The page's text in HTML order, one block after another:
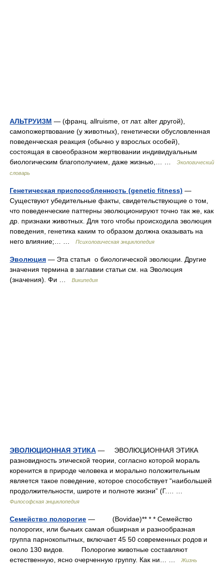
АЛЬТРУИЗМ — (франц. allruisme, от лат. alter другой),
самопожертвование (у животных), генетически обусловленная
поведенческая реакция (обычно у взрослых особей),
состоящая в своеобразном жертвовании индивидуальным
биологическим благополучием, даже жизнью,… …
Экологический
словарь
Генетическая приспособленность (genetic fitness) —
Существуют убедительные факты, свидетельствующие о том,
что поведенческие паттерны эволюционируют точно так же, как
др. признаки животных. Для того чтобы происходила эволюция
поведения, генетика каким то образом должна оказывать на
него влияние;… …
Психологическая энциклопедия
Эволюция — Эта статья о биологической эволюции. Другие
значения термина в заглавии статьи см. на Эволюция
(значения). Фи …
Википедия
ЭВОЛЮЦИОННАЯ ЭТИКА — ЭВОЛЮЦИОННАЯ ЭТИКА
разновидность этической теории, согласно которой мораль
коренится в природе человека и морально положительным
является такое поведение, которое способствует “наибольшей
продолжительности, широте и полноте жизни” (Г.… …
Философская энциклопедия
Семейство полорогие — (Bovidae)** * * Семейство
полорогих, или бычьих самая обширная и разнообразная
группа парнокопытных, включает 45 50 современных родов и
около 130 видов. Полорогие животные составляют
естественную, ясно очерченную группу. Как ни… …
Жизнь